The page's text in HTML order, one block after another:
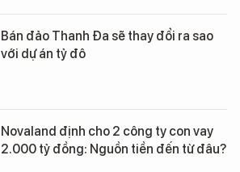
Bán đảo Thanh Đa sẽ thay đổi ra sao
với dự án tỷ đô
Novaland định cho 2 công ty con vay
2.000 tỷ đồng: Nguồn tiền đến từ đâu?